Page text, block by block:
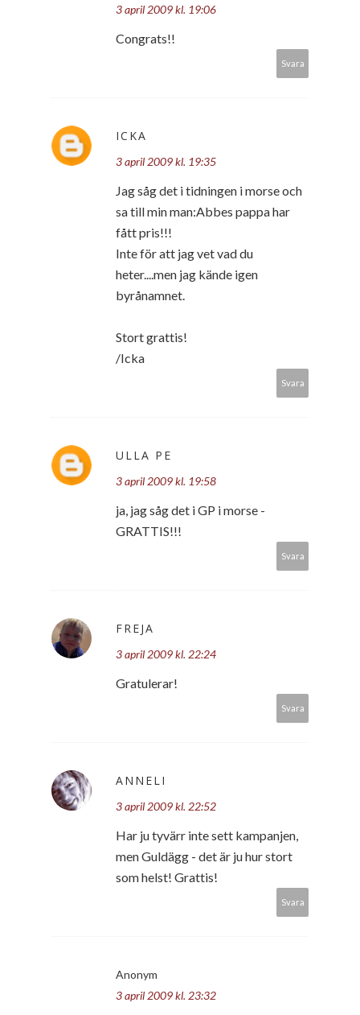
3 april 2009 kl. 19:06
Congrats!!
Svara
ICKA
3 april 2009 kl. 19:35
Jag såg det i tidningen i morse och
sa till min man:Abbes pappa har
fått pris!!!
Inte för att jag vet vad du
heter....men jag kände igen
byrånamnet.
Stort grattis!
/Icka
Svara
ULLA PE
3 april 2009 kl. 19:58
ja, jag såg det i GP i morse -
GRATTIS!!!
Svara
FREJA
3 april 2009 kl. 22:24
Gratulerar!
Svara
ANNELI
3 april 2009 kl. 22:52
Har ju tyvärr inte sett kampanjen,
men Guldägg - det är ju hur stort
som helst! Grattis!
Svara
Anonym
3 april 2009 kl. 23:32